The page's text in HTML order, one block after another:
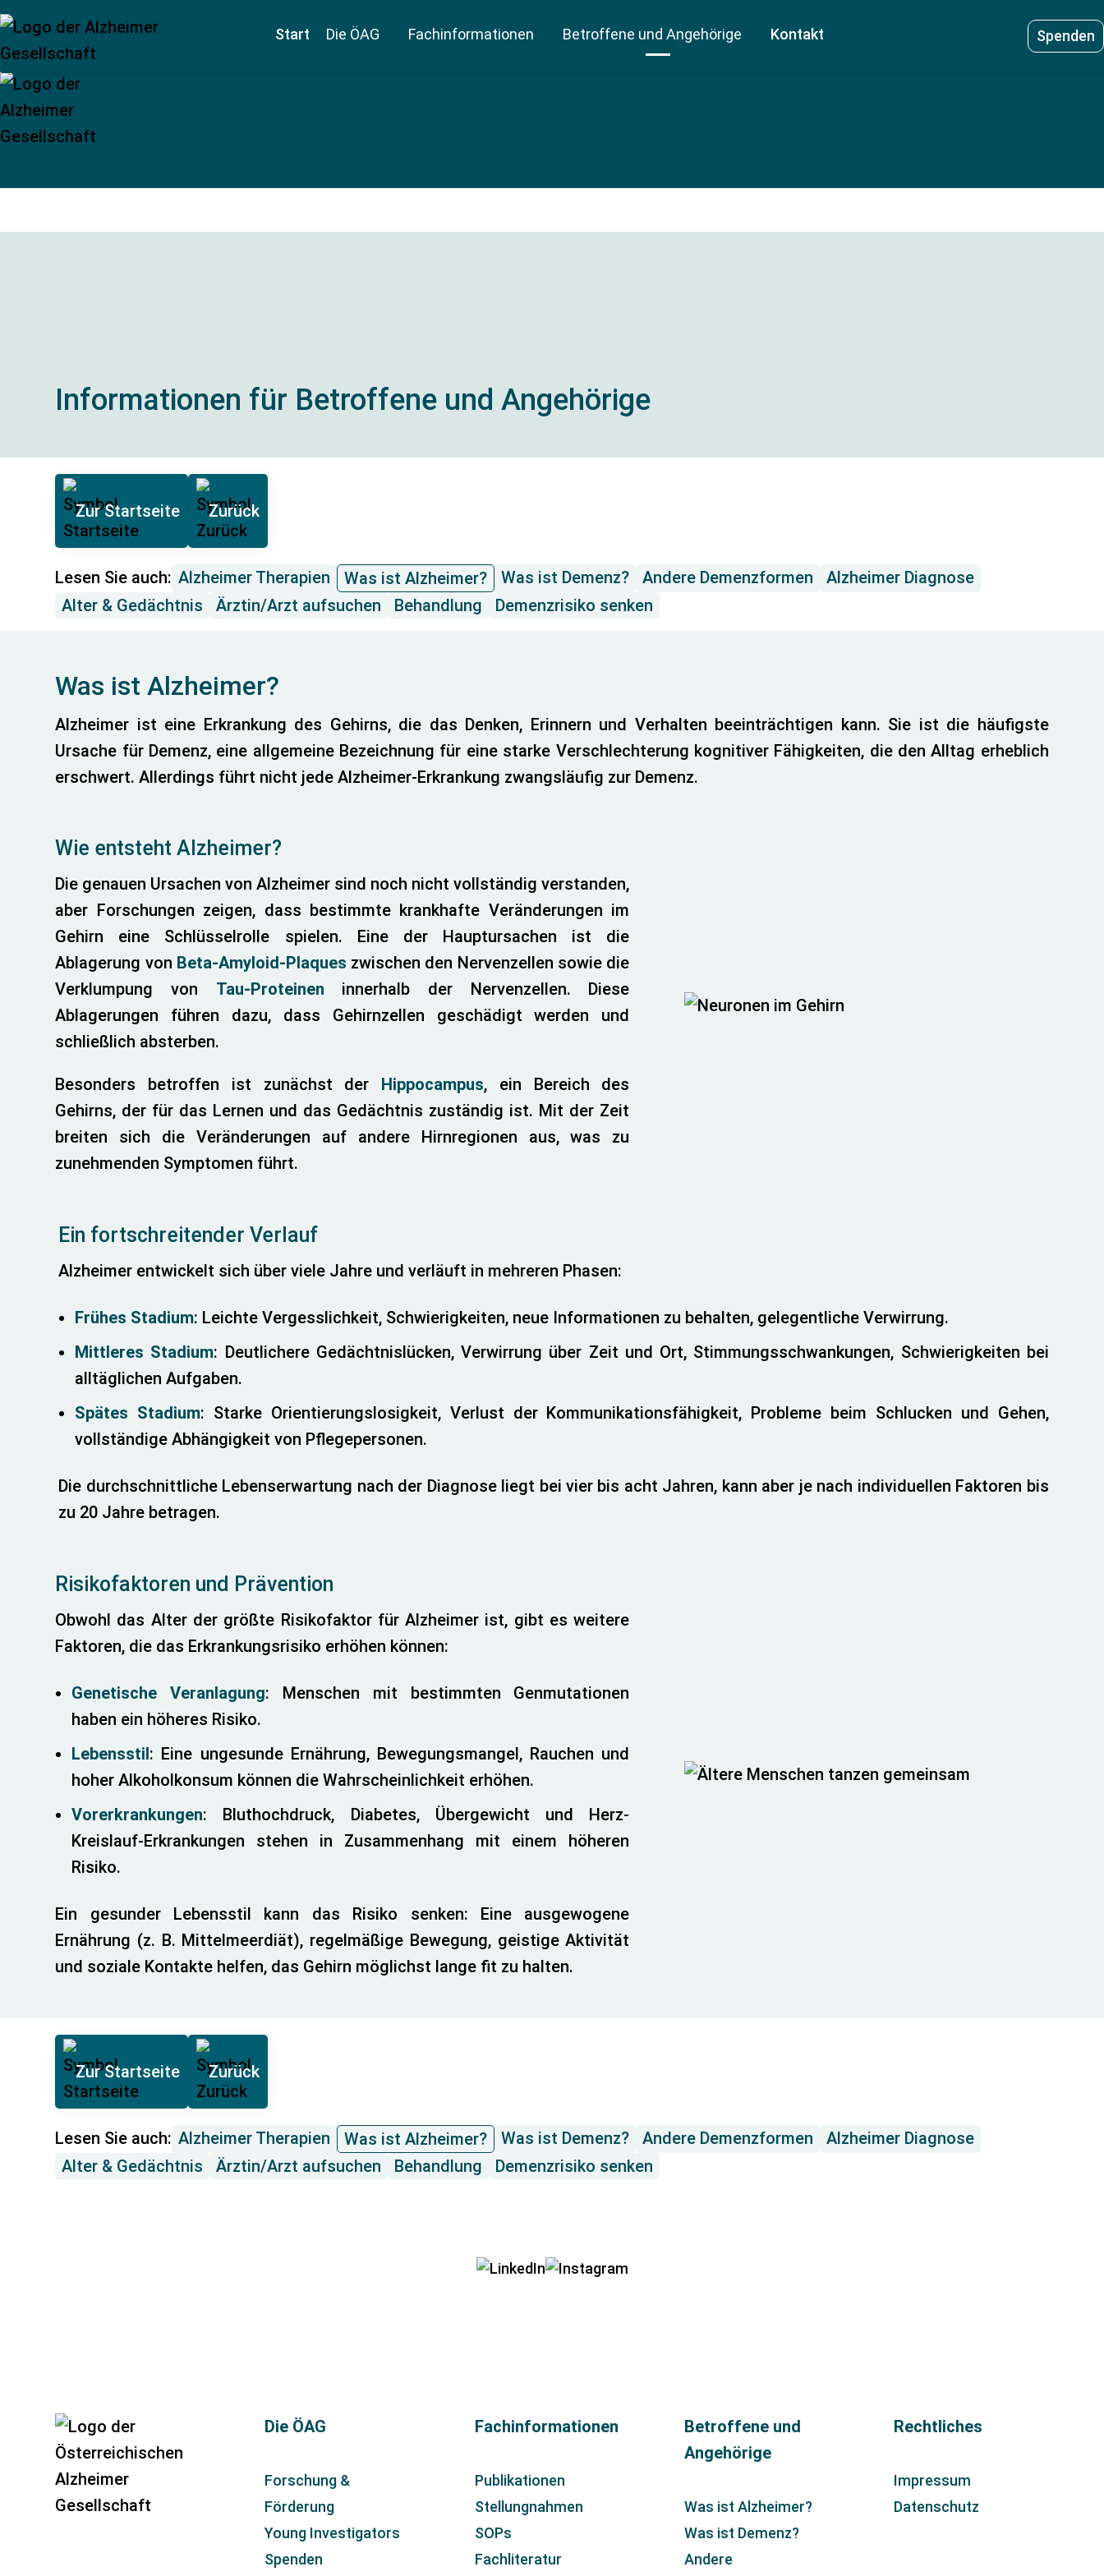
Start Die ÖAG Fachinformationen Betroffene und Angehörige Kontakt Spenden
Zum Inhalt springen
Informationen für Betroffene und Angehörige
Zur Startseite Zurück
Lesen Sie auch: Alzheimer Therapien Was ist Alzheimer? Was ist Demenz? Andere Demenzformen
Alzheimer Diagnose
Alter & Gedächtnis
Ärztin/Arzt aufsuchen Behandlung Demenzrisiko senken
Was ist Alzheimer?
Alzheimer ist eine Erkrankung des Gehirns, die das Denken, Erinnern und Verhalten beeinträchtigen kann. Sie ist die häufigste
Ursache für Demenz, eine allgemeine Bezeichnung für eine starke Verschlechterung kognitiver Fähigkeiten, die den Alltag erheblich
erschwert. Allerdings führt nicht jede Alzheimer-Erkrankung zwangsläufig zur Demenz.
Wie entsteht Alzheimer?
Die genauen Ursachen von Alzheimer sind noch nicht vollständig verstanden,
aber Forschungen zeigen, dass bestimmte krankhafte Veränderungen im
Gehirn eine Schlüsselrolle spielen. Eine der Hauptursachen ist die
Ablagerung von Beta-Amyloid-Plaques zwischen den Nervenzellen sowie die
Verklumpung von Tau-Proteinen innerhalb der Nervenzellen. Diese
Ablagerungen führen dazu, dass Gehirnzellen geschädigt werden und
schließlich absterben.
Besonders betroffen ist zunächst der Hippocampus, ein Bereich des
Gehirns, der für das Lernen und das Gedächtnis zuständig ist. Mit der Zeit
breiten sich die Veränderungen auf andere Hirnregionen aus, was zu
zunehmenden Symptomen führt.
Ein fortschreitender Verlauf
Alzheimer entwickelt sich über viele Jahre und verläuft in mehreren Phasen:
Frühes Stadium: Leichte Vergesslichkeit, Schwierigkeiten, neue Informationen zu behalten, gelegentliche Verwirrung.
Mittleres Stadium: Deutlichere Gedächtnislücken, Verwirrung über Zeit und Ort, Stimmungsschwankungen, Schwierigkeiten bei
alltäglichen Aufgaben.
Spätes Stadium: Starke Orientierungslosigkeit, Verlust der Kommunikationsfähigkeit, Probleme beim Schlucken und Gehen,
vollständige Abhängigkeit von Pflegepersonen.
Die durchschnittliche Lebenserwartung nach der Diagnose liegt bei vier bis acht Jahren, kann aber je nach individuellen Faktoren bis
zu 20 Jahre betragen.
Risikofaktoren und Prävention
Obwohl das Alter der größte Risikofaktor für Alzheimer ist, gibt es weitere
Faktoren, die das Erkrankungsrisiko erhöhen können:
Genetische Veranlagung: Menschen mit bestimmten Genmutationen
haben ein höheres Risiko.
Lebensstil: Eine ungesunde Ernährung, Bewegungsmangel, Rauchen und
hoher Alkoholkonsum können die Wahrscheinlichkeit erhöhen.
Vorerkrankungen: Bluthochdruck, Diabetes, Übergewicht und Herz-
Kreislauf-Erkrankungen stehen in Zusammenhang mit einem höheren
Risiko.
Ein gesunder Lebensstil kann das Risiko senken: Eine ausgewogene
Ernährung (z. B. Mittelmeerdiät), regelmäßige Bewegung, geistige Aktivität
und soziale Kontakte helfen, das Gehirn möglichst lange fit zu halten.
Zur Startseite Zurück
Lesen Sie auch: Alzheimer Therapien Was ist Alzheimer? Was ist Demenz? Andere Demenzformen
Alzheimer Diagnose
Alter & Gedächtnis
Ärztin/Arzt aufsuchen Behandlung Demenzrisiko senken
Die ÖAG
Forschung &
Förderung
Young Investigators
Spenden
Fachinformationen
Publikationen
Stellungnahmen
SOPs
Fachliteratur
Betroffene und
Angehörige
Was ist Alzheimer?
Was ist Demenz?
Andere
Rechtliches
Impressum
Datenschutz